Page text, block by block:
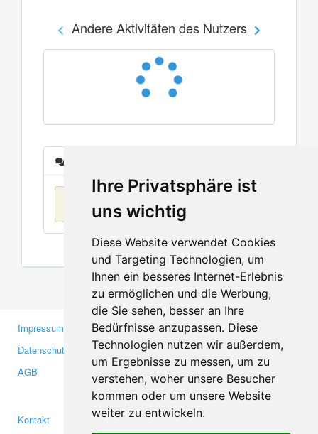
Ihre Privatsphäre ist
uns wichtig
Diese Website verwendet Cookies
und Targeting Technologien, um
Ihnen ein besseres Internet-Erlebnis
zu ermöglichen und die Werbung,
die Sie sehen, besser an Ihre
Bedürfnisse anzupassen. Diese
Technologien nutzen wir außerdem,
um Ergebnisse zu messen, um zu
verstehen, woher unsere Besucher
kommen oder um unsere Website
weiter zu entwickeln.
Andere Aktivitäten des Nutzers
Keine Einträge
Impressum
Datenschutzerklärung
AGB
Gewerbetreibende
Investoren
Medien
Kontakt
Facebook